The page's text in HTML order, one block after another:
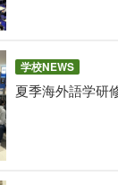
学校NEWS
夏季海外語学研